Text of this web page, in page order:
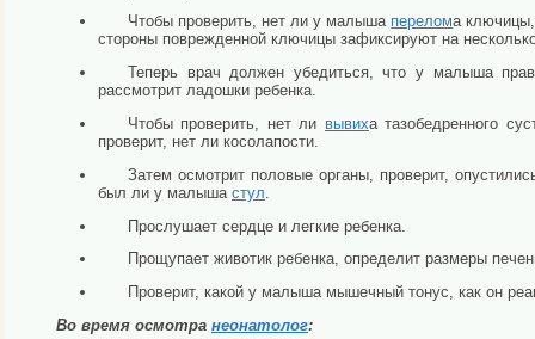
Чтобы проверить, нет ли у малыша перелома
стороны поврежденной ключицы зафиксируют на
Теперь врач должен убедиться, что у малыша
рассмотрит ладошки ребенка.
Чтобы проверить, нет ли вывиха тазобедренного
проверит, нет ли косолапости.
Затем осмотрит половые органы, проверит,
был ли у малыша стул
Прослушает сердце и легкие ребенка.
Прощупает животик ребенка, определит размеры
Проверит, какой у малыша мышечный тонус, как он
Во время осмотра неонатолог: